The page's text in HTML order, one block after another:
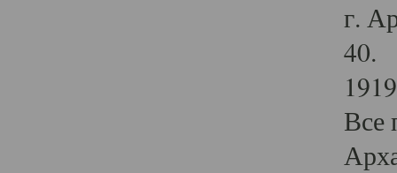
г.
40.
Все